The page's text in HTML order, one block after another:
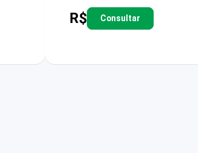
R$ Consultar